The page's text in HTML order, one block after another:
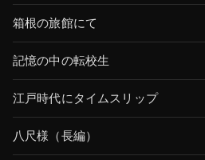
箱根の旅館にて
記憶の中の転校生
江戸時代にタイムスリップ
八尺様（長編）